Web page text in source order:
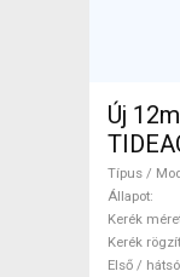
Új
Kerék
(622)
Típus /
Állapot
Kerék
Kerék
Első /